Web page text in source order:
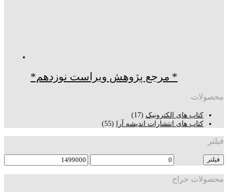
* مرجع پژوهش ویراست نوزدهم*
محصولات
کتاب های الکترونیک (17)
کتاب های انتشارات اندیشه آرا (55)
فیلتر
فیلتر
محصولات حراج